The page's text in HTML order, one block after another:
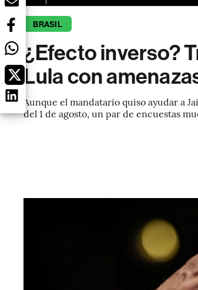
BRASIL
¿Efecto inverso?
Lula con
Aunque el mandatario quiso ayudar a
del 1 de agosto, un par de encuestas